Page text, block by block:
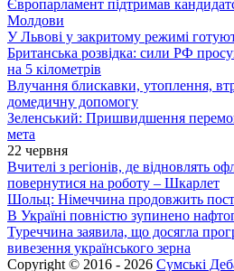
Європарламент підтримав
Молдови
У Львові у закритому режимі
Британська розвідка: сили РФ
на 5 кілометрів
Влучання блискавки, утоплення,
домедичну допомогу
Зеленський: Пришвидшення
мета
22 червня
Вчителі з регіонів, де відновлять
повернутися на роботу – Шкарлет
Шольц: Німеччина продовжить
В Україні повністю зупинено
Туреччина заявила, що досягла
вивезення українського зерна
Copyright © 2016 - 2026 Сумські